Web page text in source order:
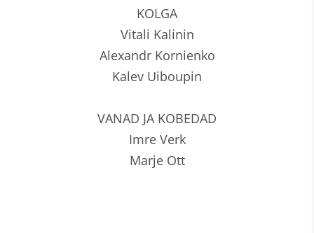
KOLGA
Vitali Kalinin
Alexandr Kornienko
Kalev Uiboupin
VANAD JA KOBEDAD
Imre Verk
Marje Ott